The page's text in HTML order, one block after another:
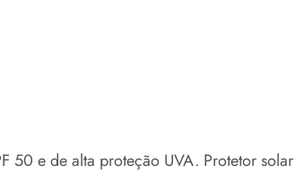
50 e de alta proteção UVA. Protetor solar